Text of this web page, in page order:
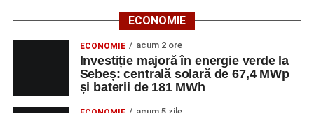
ECONOMIE
ECONOMIE acum 2 ore
Investiție majoră în energie verde la
Sebeș: centrală solară de 67,4 MWp
și baterii de 181 MWh